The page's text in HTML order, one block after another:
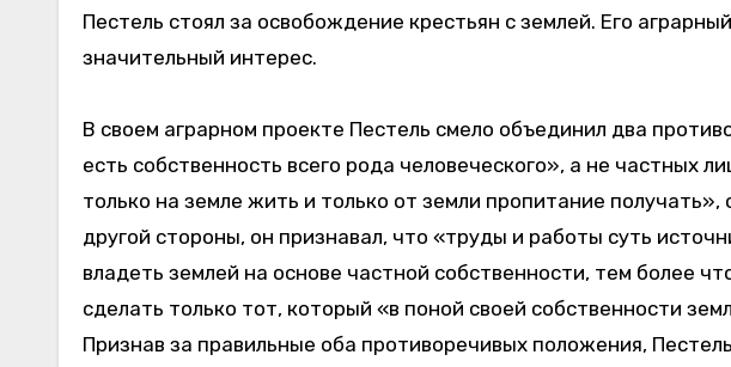
Пестель стоял за освобождение крестьян с землей. Его
значительный интерес.
В своем аграрном проекте Пестель смело объединил два
есть собственность всего рода человеческого», а не частных
только на земле жить и только от земли пропитание
другой стороны, он признавал, что «труды и работы суть
владеть землей на основе частной собственности, тем более
сделать только тот, который «в поной своей собственности
Признав за правильные оба противоречивых положения,